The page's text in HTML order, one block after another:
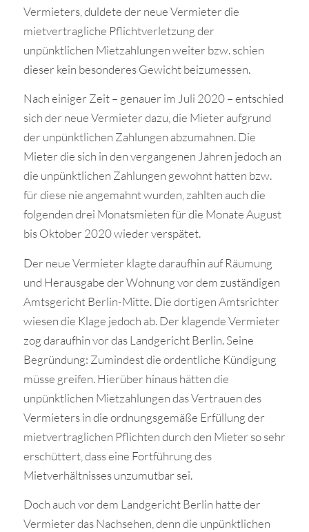
Vermieters, duldete der neue Vermieter die
mietvertragliche Pflichtverletzung der
unpünktlichen Mietzahlungen weiter bzw. schien
dieser kein besonderes Gewicht beizumessen.
Nach einiger Zeit – genauer im Juli 2020 – entschied
sich der neue Vermieter dazu, die Mieter aufgrund
der unpünktlichen Zahlungen abzumahnen. Die
Mieter die sich in den vergangenen Jahren jedoch an
die unpünktlichen Zahlungen gewohnt hatten bzw.
für diese nie angemahnt wurden, zahlten auch die
folgenden drei Monatsmieten für die Monate August
bis Oktober 2020 wieder verspätet.
Der neue Vermieter klagte daraufhin auf Räumung
und Herausgabe der Wohnung vor dem zuständigen
Amtsgericht Berlin-Mitte. Die dortigen Amtsrichter
wiesen die Klage jedoch ab. Der klagende Vermieter
zog daraufhin vor das Landgericht Berlin. Seine
Begründung: Zumindest die ordentliche Kündigung
müsse greifen. Hierüber hinaus hätten die
unpünktlichen Mietzahlungen das Vertrauen des
Vermieters in die ordnungsgemäße Erfüllung der
mietvertraglichen Pflichten durch den Mieter so sehr
erschüttert, dass eine Fortführung des
Mietverhältnisses unzumutbar sei.
Doch auch vor dem Landgericht Berlin hatte der
Vermieter das Nachsehen, denn die unpünktlichen